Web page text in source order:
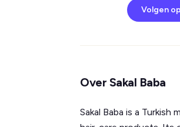
Volgen
Over Sakal Baba
Sakal Baba is a